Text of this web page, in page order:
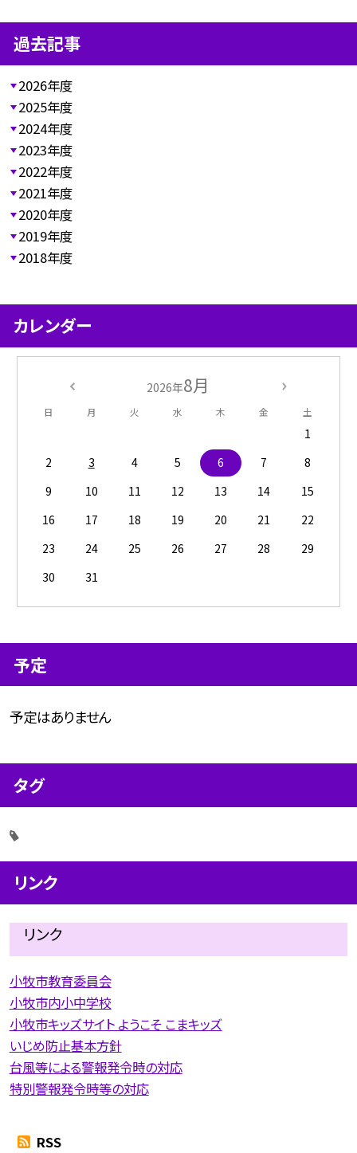
過去記事
2026年度
2025年度
2024年度
2023年度
2022年度
2021年度
2020年度
2019年度
2018年度
カレンダー
2026年8月
日 月 火 水 木 金 土
1
2
3 4 5 6 7
8
9
10 11 12 13 14
15
16
17 18 19 20 21
22
23
24 25 26 27 28
29
30
31
予定
予定はありません
タグ
リンク
リンク
小牧市教育委員会
小牧市内小中学校
小牧市キッズサイト ようこそ こまキッズ
いじめ防止基本方針
台風等による警報発令時の対応
特別警報発令時等の対応
RSS